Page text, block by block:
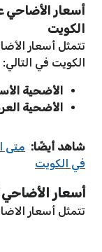
أسعار الأضاحي
الكويت
تتمثل أسعار
الكويت في التالي:
الأضحية
الأضحية
شاهد أيضًا: متى
في الكويت
أسعار الأضاحي
تتمثل أسعار